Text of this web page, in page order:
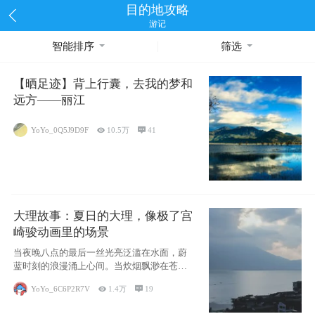
目的地攻略
游记
智能排序 筛选
【晒足迹】背上行囊，去我的梦和
远方——丽江
YoYo_0Q5J9D9F  10.5万 41
大理故事：夏日的大理，像极了宫
崎骏动画里的场景
当夜晚八点的最后一丝光亮泛滥在水面，蔚
蓝时刻的浪漫涌上心间。当炊烟飘渺在苍山
YoYo_6C6P2R7V  1.4万  19